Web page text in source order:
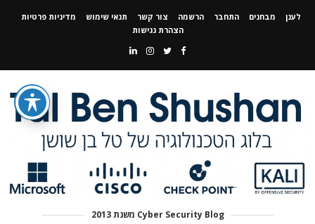
לענן מבחנים התחבר הרשמה צור קשר תנאי שימוש
מדיניות פרטיות
הצהרת נגישות
Cyber Security Blog משנת 2013